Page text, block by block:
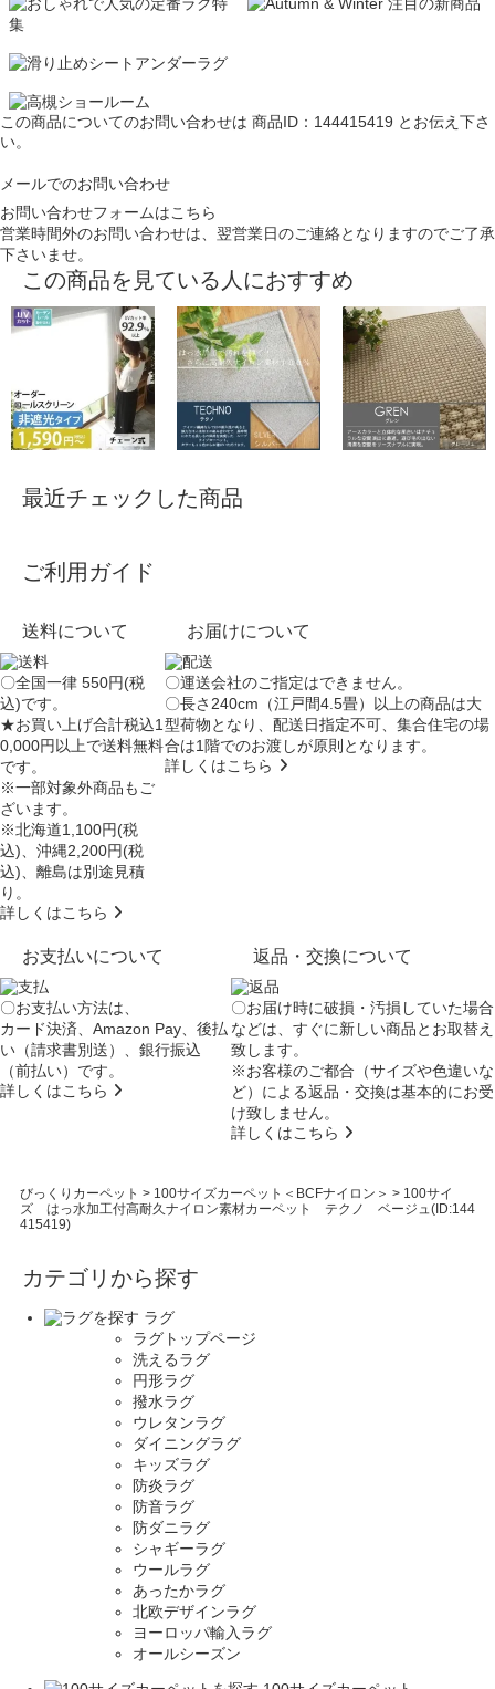
この商品についてのお問い合わせは 商品ID：144415419 とお伝え下さ
い。
メールでのお問い合わせ
お問い合わせフォームはこちら
営業時間外のお問い合わせは、翌営業日のご連絡となりますのでご了承
下さいませ。
この商品を見ている人におすすめ
最近チェックした商品
ご利用ガイド
送料について
〇全国一律 550円(税
込)です。
★お買い上げ合計税込1
0,000円以上で送料無料
です。
※一部対象外商品もご
ざいます。
※北海道1,100円(税
込)、沖縄2,200円(税
込)、離島は別途見積
り。
詳しくはこちら
お届けについて
〇運送会社のご指定はできません。
〇長さ240cm（江戸間4.5畳）以上の商品は大
型荷物となり、配送日指定不可、集合住宅の場
合は1階でのお渡しが原則となります。
詳しくはこちら
お支払いについて
〇お支払い方法は、
カード決済、Amazon Pay、後払
い（請求書別送）、銀行振込
（前払い）です。
詳しくはこちら
返品・交換について
〇お届け時に破損・汚損していた場合
などは、すぐに新しい商品とお取替え
致します。
※お客様のご都合（サイズや色違いな
ど）による返品・交換は基本的にお受
け致しません。
詳しくはこちら
びっくりカーペット > 100サイズカーペット＜BCFナイロン＞ > 100サイ
ズ はっ水加工付高耐久ナイロン素材カーペット テクノ ベージュ(ID:144
415419)
カテゴリから探す
ラグ
ラグトップページ
洗えるラグ
円形ラグ
撥水ラグ
ウレタンラグ
ダイニングラグ
キッズラグ
防炎ラグ
防音ラグ
防ダニラグ
シャギーラグ
ウールラグ
あったかラグ
北欧デザインラグ
ヨーロッパ輸入ラグ
オールシーズン